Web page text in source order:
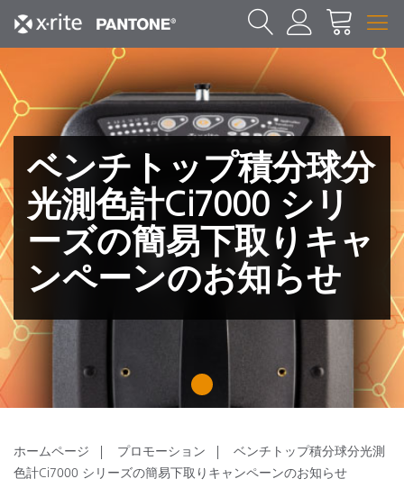
ベンチトップ積分球分
光測色計Ci7000 シリ
ーズの簡易下取りキャ
ンペーンのお知らせ
1
ホームページ プロモーション
ベンチトップ積分球分光測
色計Ci7000 シリーズの簡易下取りキャンペーンのお知らせ